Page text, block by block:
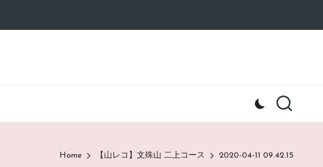
Home 【山レコ】文殊山 二上コース 2020-04-11 09.42.15